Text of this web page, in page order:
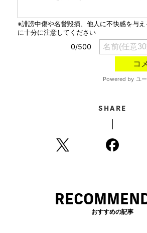
SHARE
おすすめの記事